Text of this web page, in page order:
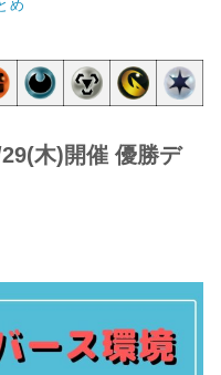
め
木)開催 優勝デ